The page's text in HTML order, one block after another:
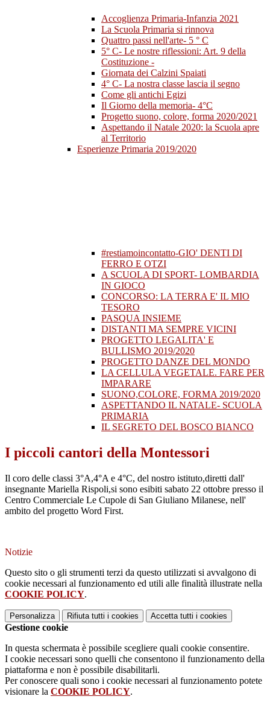
Accoglienza Primaria-Infanzia 2021
La Scuola Primaria si rinnova
Quattro passi nell'arte- 5 ° C
5° C- Le nostre riflessioni: Art. 9 della
Costituzione -
Giornata dei Calzini Spaiati
4° C- La nostra classe lascia il segno
Come gli antichi Egizi
Il Giorno della memoria- 4°C
Progetto suono, colore, forma 2020/2021
Aspettando il Natale 2020: la Scuola apre
al Territorio
Esperienze Primaria 2019/2020
#restiamoincontatto-GIO' DENTI DI
FERRO E OTZI
A SCUOLA DI SPORT- LOMBARDIA
IN GIOCO
CONCORSO: LA TERRA E' IL MIO
TESORO
PASQUA INSIEME
DISTANTI MA SEMPRE VICINI
PROGETTO LEGALITA' E
BULLISMO 2019/2020
PROGETTO DANZE DEL MONDO
LA CELLULA VEGETALE. FARE PER
IMPARARE
SUONO,COLORE, FORMA 2019/2020
ASPETTANDO IL NATALE- SCUOLA
PRIMARIA
IL SEGRETO DEL BOSCO BIANCO
I piccoli cantori della Montessori
Il coro delle classi 3°A,4°A e 4°C, del nostro istituto,diretti dall'
insegnante Mariella Rispoli,si sono esibiti sabato 22 ottobre presso il
Centro Commerciale Le Cupole di San Giuliano Milanese, nell'
ambito del progetto Word First.
Notizie
Questo sito o gli strumenti terzi da questo utilizzati si avvalgono di
cookie necessari al funzionamento ed utili alle finalità illustrate nella
COOKIE POLICY.
Personalizza Rifiuta tutti i cookies Accetta tutti i cookies
Gestione cookie
In questa schermata è possibile scegliere quali cookie consentire.
I cookie necessari sono quelli che consentono il funzionamento della
piattaforma e non è possibile disabilitarli.
Per conoscere quali sono i cookie necessari al funzionamento potete
visionare la COOKIE POLICY.